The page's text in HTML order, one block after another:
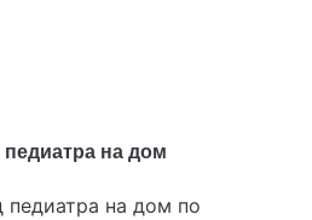
на дом
педиатра на дом по